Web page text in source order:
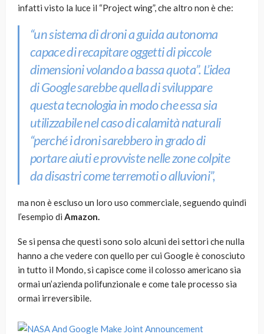
infatti visto la luce il “Project wing”, che altro non è che:
“un sistema di droni a guida autonoma
capace di recapitare oggetti di piccole
dimensioni volando a bassa quota”.L’idea
di Google sarebbe quella di sviluppare
questa tecnologia in modo che essa sia
utilizzabile nel caso di calamità naturali
“perché i droni sarebbero in grado di
portare aiuti e provviste nelle zone colpite
da disastri come terremoti o alluvioni”,
ma non è escluso un loro uso commerciale, seguendo quindi
l’esempio di Amazon.
Se si pensa che questi sono solo alcuni dei settori che nulla
hanno a che vedere con quello per cui Google è conosciuto
in tutto il Mondo, si capisce come il colosso americano sia
ormai un’azienda polifunzionale e come tale processo sia
ormai irreversibile.